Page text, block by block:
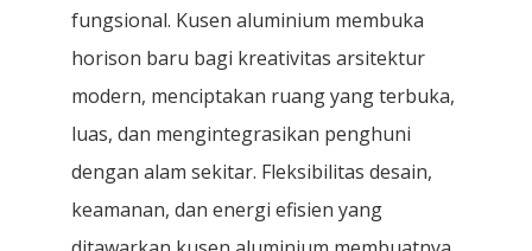
fungsional. Kusen aluminium membuka
horison baru bagi kreativitas arsitektur
modern, menciptakan ruang yang terbuka,
luas, dan mengintegrasikan penghuni
dengan alam sekitar. Fleksibilitas desain,
keamanan, dan energi efisien yang